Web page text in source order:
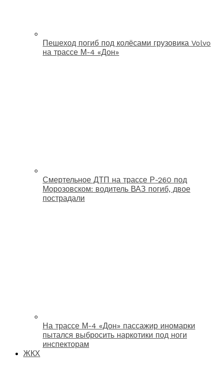
Пешеход погиб под колёсами грузовика Volvo
на трассе М-4 «Дон»
Смертельное ДТП на трассе Р-260 под
Морозовском: водитель ВАЗ погиб, двое
пострадали
На трассе М-4 «Дон» пассажир иномарки
пытался выбросить наркотики под ноги
инспекторам
ЖКХ